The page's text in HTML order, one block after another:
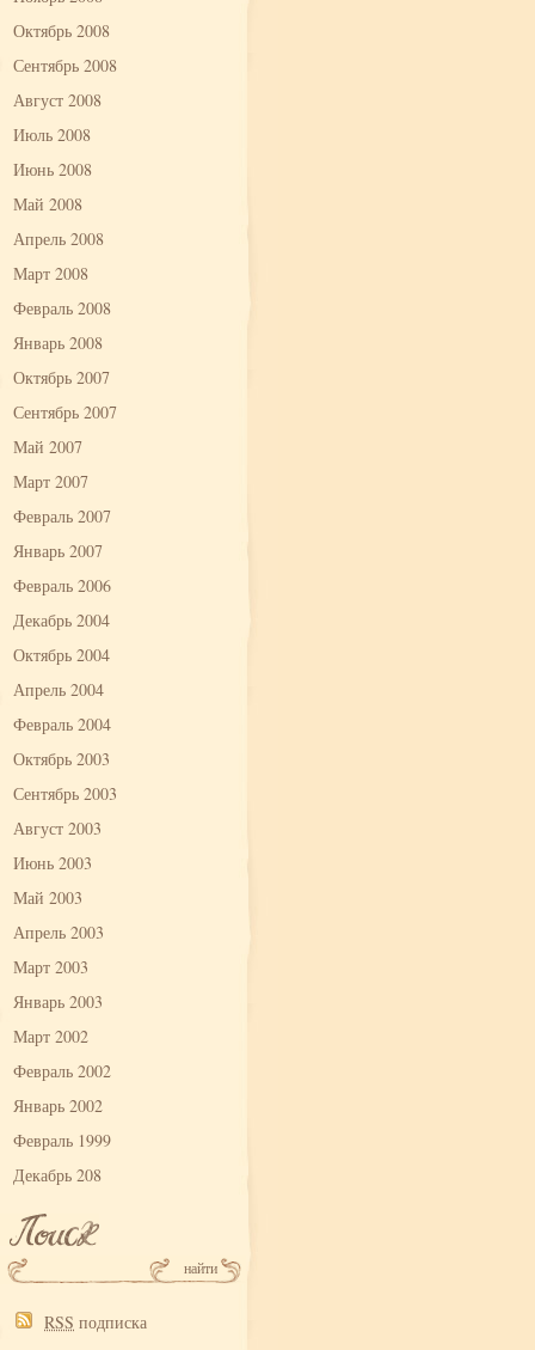
Октябрь 2008
Сентябрь 2008
Август 2008
Июль 2008
Июнь 2008
Май 2008
Апрель 2008
Март 2008
Февраль 2008
Январь 2008
Октябрь 2007
Сентябрь 2007
Май 2007
Март 2007
Февраль 2007
Январь 2007
Февраль 2006
Декабрь 2004
Октябрь 2004
Апрель 2004
Февраль 2004
Октябрь 2003
Сентябрь 2003
Август 2003
Июнь 2003
Май 2003
Апрель 2003
Март 2003
Январь 2003
Март 2002
Февраль 2002
Январь 2002
Февраль 1999
Декабрь 208
RSS подписка